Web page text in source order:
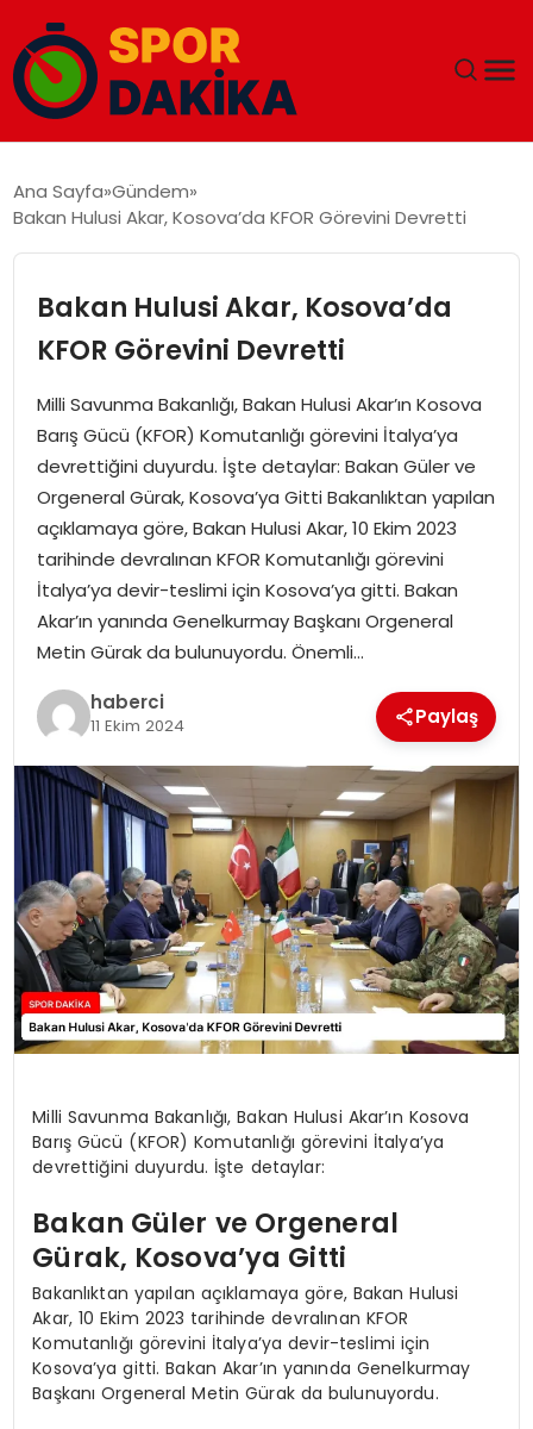
DÜNYA
EĞITIM
EKONOMI
MAGAZIN
SAĞLIK
SIYASET
SPOR
TEKNOLOJI
YAŞAM
Ana Sayfa Gündem
Bakan Hulusi Akar, Kosova’da KFOR Görevini Devretti
Bakan Hulusi Akar, Kosova’da
KFOR Görevini Devretti
Milli Savunma Bakanlığı, Bakan Hulusi Akar’ın Kosova
Barış Gücü (KFOR) Komutanlığı görevini İtalya’ya
devrettiğini duyurdu. İşte detaylar: Bakan Güler ve
Orgeneral Gürak, Kosova’ya Gitti Bakanlıktan yapılan
açıklamaya göre, Bakan Hulusi Akar, 10 Ekim 2023
tarihinde devralınan KFOR Komutanlığı görevini
İtalya’ya devir-teslimi için Kosova’ya gitti. Bakan
Akar’ın yanında Genelkurmay Başkanı Orgeneral
Metin Gürak da bulunuyordu. Önemli…
haberci
11 Ekim 2024 Paylaş
Milli Savunma Bakanlığı, Bakan Hulusi Akar’ın Kosova
Barış Gücü (KFOR) Komutanlığı görevini İtalya’ya
devrettiğini duyurdu. İşte detaylar:
Bakan Güler ve Orgeneral
Gürak, Kosova’ya Gitti
Bakanlıktan yapılan açıklamaya göre, Bakan Hulusi
Akar, 10 Ekim 2023 tarihinde devralınan KFOR
Komutanlığı görevini İtalya’ya devir-teslimi için
Kosova’ya gitti. Bakan Akar’ın yanında Genelkurmay
Başkanı Orgeneral Metin Gürak da bulunuyordu.